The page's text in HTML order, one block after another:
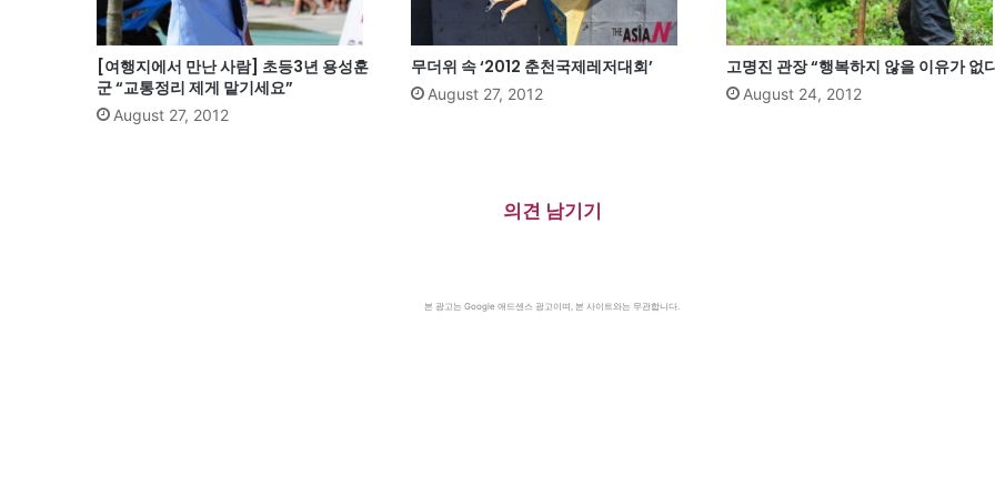
[여행지에서 만난 사람] 초등3년 용성훈
군 “교통정리 제게 맡기세요”
August 27, 2012
무더위 속 ‘2012 춘천국제레저대회’
August 27, 2012
고명진 관장 “행복하지 않을 이유가 없
August 24, 2012
의견 남기기
본 광고는 Google 애드센스 광고이며, 본 사이트와는 무관합니다.